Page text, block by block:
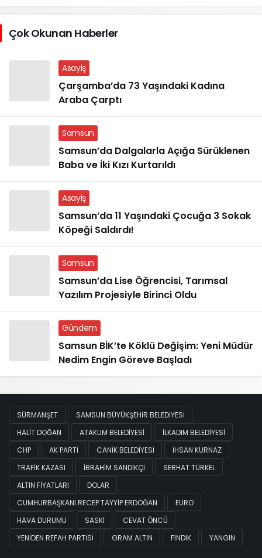
Çok Okunan Haberler
Asayiş
Çarşamba’da 73 Yaşındaki Kadına
Araba Çarptı
Samsun
Samsun’da Dalgalarla Açığa Sürüklenen
Baba ve İki Kızı Kurtarıldı
Asayiş
Samsun’da 11 Yaşındaki Çocuğa 3 Sokak
Köpeği Saldırdı!
Samsun
Samsun’da Lise Öğrencisi, Tarımsal
Yazılım Projesiyle Birinci Oldu
Gündem
Samsun BİK’te Köklü Değişim: Yeni Müdür
Nedim Engin Göreve Başladı
SÜRMANŞET
SAMSUN BÜYÜKŞEHIR BELEDIYESI
HALIT DOĞAN
ATAKUM BELEDIYESI
İLKADIM BELEDIYESI
CHP
AK PARTI CANIK BELEDIYESI
İHSAN KURNAZ
TRAFIK KAZASI
İBRAHIM SANDIKÇI
SERHAT TÜRKEL
ALTIN FIYATLARI
DOLAR
CUMHURBAŞKANI RECEP TAYYIP ERDOĞAN
EURO
HAVA DURUMU
SASKİ
CEVAT ÖNCÜ
YENIDEN REFAH PARTISI
GRAM ALTIN FINDIK YANGIN